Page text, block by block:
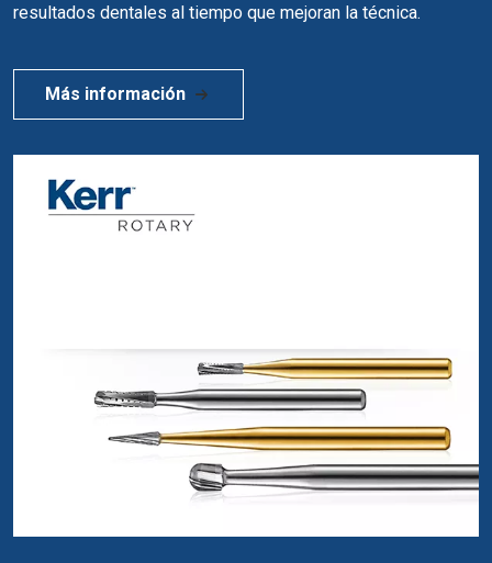
resultados dentales al tiempo que mejoran la técnica.
Más información